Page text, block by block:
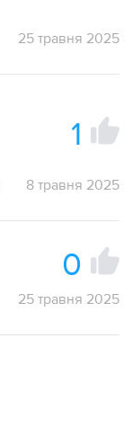
25 травня 2025
1
8 травня 2025
0
25 травня 2025